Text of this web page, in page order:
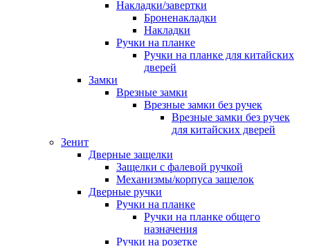
Накладки/завертки
Броненакладки
Накладки
Ручки на планке
Ручки на планке для китайских
дверей
Замки
Врезные замки
Врезные замки без ручек
Врезные замки без ручек
для китайских дверей
Зенит
Дверные защелки
Защелки с фалевой ручкой
Механизмы/корпуса защелок
Дверные ручки
Ручки на планке
Ручки на планке общего
назначения
Ручки на розетке